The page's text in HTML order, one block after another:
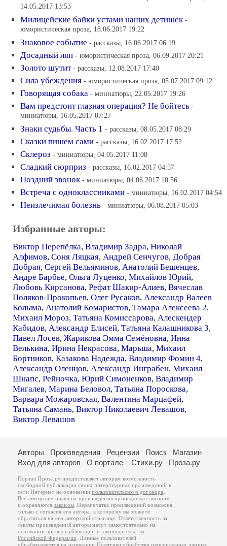
14.05.2017 13:53
Милицейские байки устами наших детишек -
юмористическая проза, 18.06.2017 19:22
Знаковое событие - рассказы, 16.06.2017 06:19
Досадный ляп - юмористическая проза, 06.09.2017 20:21
Золото шутит - рассказы, 12.08.2017 17:40
Сила убеждения - юмористическая проза, 05.07.2017 09:12
Говорящая собака - миниатюры, 22.05.2017 19:26
Вам предстоит глазная операция? Не бойтесь -
миниатюры, 16.05.2017 07:27
Знаки судьбы. Часть 1 - рассказы, 08.05.2017 08:29
Сказки пишем сами - рассказы, 16.02.2017 17:52
Склероз - миниатюры, 04.05.2017 11:08
Сладкий сюрприз - рассказы, 16.02.2017 04:57
Поздний звонок - миниатюры, 04.06.2017 10:56
Встреча с одноклассниками - миниатюры, 16.02.2017 04:54
Неизлечимая болезнь - миниатюры, 06.08.2017 05:03
Избранные авторы:
Виктор Перепёлка, Владимир Задра, Николай
Алфимов, Соня Ляцкая, Андрей Сенчугов, Добрая
Добрая, Сергей Вельяминов, Анатолий Бешенцев,
Андре Барбье, Ольга Луценко, Михайлов Юрий,
Любовь Кирсанова, Рефат Шакир-Алиев, Вячеслав
Поляков-Прокопьев, Олег Русаков, Александр Валеев
Колыма, Анатолий Комаристов, Тамара Алексеева 2,
Михаил Мороз, Татьяна Комиссарова, Алескендер
Кабидов, Александр Елисей, Татьяна Калашникова 3,
Павел Лосев, Жарикова Эмма Семёновна, Инна
Велькина, Ирина Некрасова, Марьша, Михаил
Бортников, Казакова Надежда, Владимир Фомин 4,
Александр Оленцов, Александр Инграбен, Михаил
Шнапс, Рейночка, Юрий Симоненков, Владимир
Мигалев, Марина Беловол, Татьяна Пороскова,
Варвара Можаровская, Валентина Марцафей,
Татьяна Самань, Виктор Николаевич Левашов,
Виктор Левашов
Авторы Произведения Рецензии Поиск
Магазин
Вход для авторов
О портале Стихи.ру Проза.ру
Портал Проза.ру предоставляет авторам возможность
свободной публикации своих литературных произведений в
сети Интернет на основаниипользовательского договора
Все авторские права на произведения принадлежат авторам
и охраняются законом . Перепечатка произведений возможна
только с согласия его автора, к которому вы можете
обратиться на его авторской странице. Ответственность за
тексты произведений авторы несут самостоятельно на
основанииправил публикации изаконодательства
Российской Федерации . Данные пользователей
обрабатываются на основании Политики обработки персональных данных